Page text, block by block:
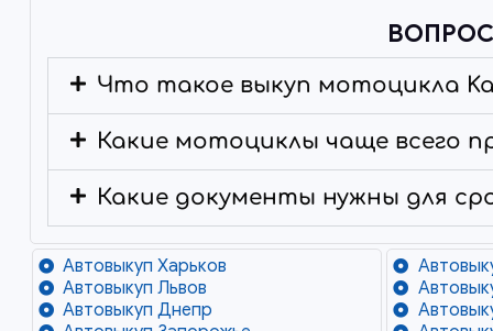
Что такое выкуп мотоцикла
Какие мотоциклы чаще всего
Какие документы нужны для
Автовыкуп Харьков
Автовыкуп Львов
Автовыкуп Днепр